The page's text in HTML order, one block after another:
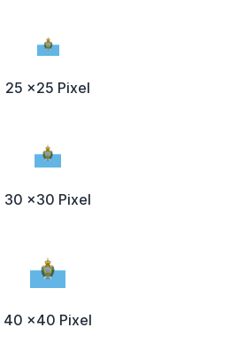
25 x25 Pixel
30 x30 Pixel
40 x40 Pixel